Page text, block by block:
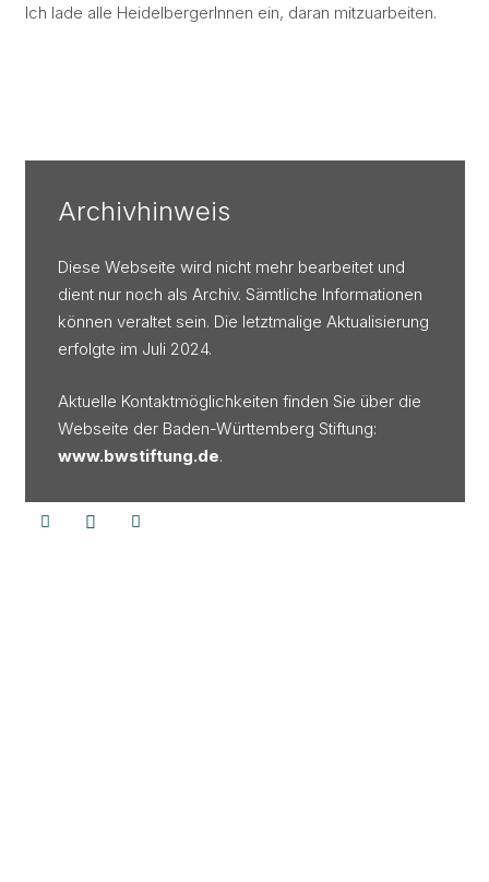
Ich lade alle HeidelbergerInnen ein, daran mitzuarbeiten.
Archivhinweis
Diese Webseite wird nicht mehr bearbeitet und
dient nur noch als Archiv. Sämtliche Informationen
können veraltet sein. Die letztmalige Aktualisierung
erfolgte im Juli 2024.
Aktuelle Kontaktmöglichkeiten finden Sie über die
Webseite der Baden-Württemberg Stiftung:
www.bwstiftung.de.